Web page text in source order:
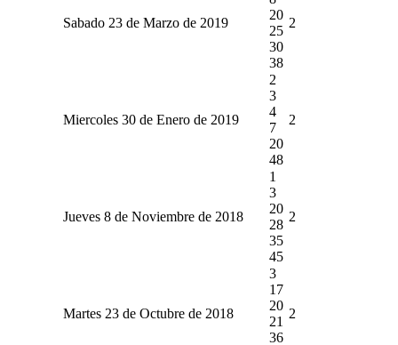
Sabado 23 de Marzo de 2019
20
25
30
38
2
Miercoles 30 de Enero de 2019
2
3
4
7
20
48
2
Jueves 8 de Noviembre de 2018
1
3
20
28
35
45
2
Martes 23 de Octubre de 2018
3
17
20
21
36
2